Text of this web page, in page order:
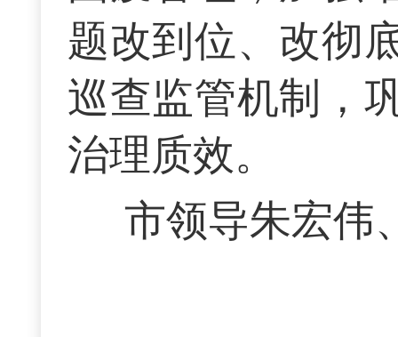
题改到位、改彻
巡查监管机制，
治理质效。
市领导朱宏伟